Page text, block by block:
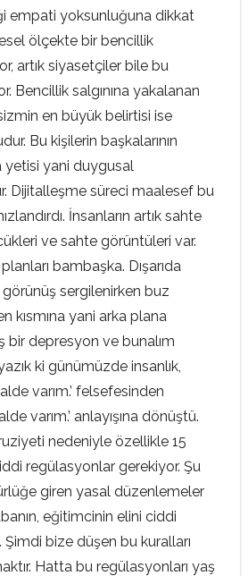
empati yoksunluğuna dikkat
ölçekte bir bencillik
artık siyasetçiler bile bu
Bencillik salgınına yakalanan
en büyük belirtisi ise
Bu kişilerin başkalarının
yetisi yani duygusal
Dijitalleşme süreci maalesef bu
İnsanların artık sahte
ve sahte görüntüleri var.
bambaşka. Dışarıda
görünüş sergilenirken buz
kısmına yani arka plana
bir depresyon ve bunalım
ki günümüzde insanlık,
varım.’ felsefesinden
varım.’ anlayışına dönüştü.
nedeniyle özellikle 15
regülasyonlar gerekiyor. Şu
giren yasal düzenlemeler
eğitimcinin elini ciddi
bize düşen bu kuralları
Hatta bu regülasyonları yaş